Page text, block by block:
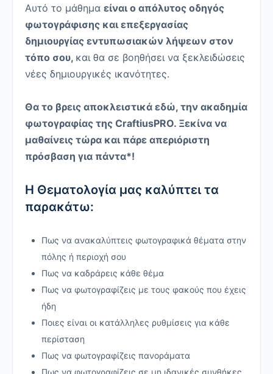
Αυτό το μάθημα είναι ο απόλυτος οδηγός
φωτογράφισης και επεξεργασίας
δημιουργίας εντυπωσιακών λήψεων στον
τόπο σου, και θα σε βοηθήσει να ξεκλειδώσεις
νέες δημιουργικές ικανότητες.
Θα το βρεις αποκλειστικά εδώ, την ακαδημία
φωτογραφίας της CraftiusPRO. Ξεκίνα να
μαθαίνεις τώρα και πάρε απεριόριστη
πρόσβαση για πάντα*!
H Θεματολογία μας καλύπτει τα
παρακάτω:
Πως να ανακαλύπτεις φωτογραφικά θέματα στην
πόλης ή περιοχή σου
Πως να καδράρεις κάθε θέμα
Πως να φωτογραφίζεις με τους φακούς που έχεις
ήδη
Ποιες είναι οι κατάλληλες ρυθμίσεις για κάθε
περίσταση
Πως να φωτογραφίζεις πανοράματα
Πως να φωτογραφίζεις σε μη ιδανικές συνθήκες